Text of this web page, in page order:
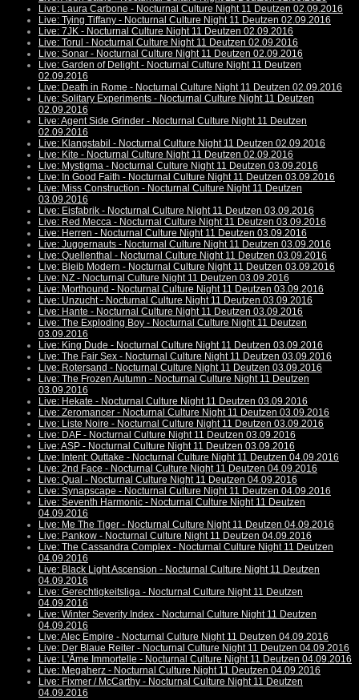
Live: Laura Carbone - Nocturnal Culture Night 11 Deutzen 02.09.2016
Live: Tying Tiffany - Nocturnal Culture Night 11 Deutzen 02.09.2016
Live: 7JK - Nocturnal Culture Night 11 Deutzen 02.09.2016
Live: Torul - Nocturnal Culture Night 11 Deutzen 02.09.2016
Live: Sonar - Nocturnal Culture Night 11 Deutzen 02.09.2016
Live: Garden of Delight - Nocturnal Culture Night 11 Deutzen
02.09.2016
Live: Death in Rome - Nocturnal Culture Night 11 Deutzen 02.09.2016
Live: Solitary Experiments - Nocturnal Culture Night 11 Deutzen
02.09.2016
Live: Agent Side Grinder - Nocturnal Culture Night 11 Deutzen
02.09.2016
Live: Klangstabil - Nocturnal Culture Night 11 Deutzen 02.09.2016
Live: Kite - Nocturnal Culture Night 11 Deutzen 02.09.2016
Live: Mystigma - Nocturnal Culture Night 11 Deutzen 03.09.2016
Live: In Good Faith - Nocturnal Culture Night 11 Deutzen 03.09.2016
Live: Miss Construction - Nocturnal Culture Night 11 Deutzen
03.09.2016
Live: Eisfabrik - Nocturnal Culture Night 11 Deutzen 03.09.2016
Live: Red Mecca - Nocturnal Culture Night 11 Deutzen 03.09.2016
Live: Herren - Nocturnal Culture Night 11 Deutzen 03.09.2016
Live: Juggernauts - Nocturnal Culture Night 11 Deutzen 03.09.2016
Live: Quellenthal - Nocturnal Culture Night 11 Deutzen 03.09.2016
Live: Bleib Modern - Nocturnal Culture Night 11 Deutzen 03.09.2016
Live: NZ - Nocturnal Culture Night 11 Deutzen 03.09.2016
Live: Morthound - Nocturnal Culture Night 11 Deutzen 03.09.2016
Live: Unzucht - Nocturnal Culture Night 11 Deutzen 03.09.2016
Live: Hante - Nocturnal Culture Night 11 Deutzen 03.09.2016
Live: The Exploding Boy - Nocturnal Culture Night 11 Deutzen
03.09.2016
Live: King Dude - Nocturnal Culture Night 11 Deutzen 03.09.2016
Live: The Fair Sex - Nocturnal Culture Night 11 Deutzen 03.09.2016
Live: Rotersand - Nocturnal Culture Night 11 Deutzen 03.09.2016
Live: The Frozen Autumn - Nocturnal Culture Night 11 Deutzen
03.09.2016
Live: Hekate - Nocturnal Culture Night 11 Deutzen 03.09.2016
Live: Zeromancer - Nocturnal Culture Night 11 Deutzen 03.09.2016
Live: Liste Noire - Nocturnal Culture Night 11 Deutzen 03.09.2016
Live: DAF - Nocturnal Culture Night 11 Deutzen 03.09.2016
Live: ASP - Nocturnal Culture Night 11 Deutzen 03.09.2016
Live: Intent: Outtake - Nocturnal Culture Night 11 Deutzen 04.09.2016
Live: 2nd Face - Nocturnal Culture Night 11 Deutzen 04.09.2016
Live: Qual - Nocturnal Culture Night 11 Deutzen 04.09.2016
Live: Synapscape - Nocturnal Culture Night 11 Deutzen 04.09.2016
Live: Seventh Harmonic - Nocturnal Culture Night 11 Deutzen
04.09.2016
Live: Me The Tiger - Nocturnal Culture Night 11 Deutzen 04.09.2016
Live: Pankow - Nocturnal Culture Night 11 Deutzen 04.09.2016
Live: The Cassandra Complex - Nocturnal Culture Night 11 Deutzen
04.09.2016
Live: Black Light Ascension - Nocturnal Culture Night 11 Deutzen
04.09.2016
Live: Gerechtigkeitsliga - Nocturnal Culture Night 11 Deutzen
04.09.2016
Live: Winter Severity Index - Nocturnal Culture Night 11 Deutzen
04.09.2016
Live: Alec Empire - Nocturnal Culture Night 11 Deutzen 04.09.2016
Live: Der Blaue Reiter - Nocturnal Culture Night 11 Deutzen 04.09.2016
Live: L'Âme Immortelle - Nocturnal Culture Night 11 Deutzen 04.09.2016
Live: Megaherz - Nocturnal Culture Night 11 Deutzen 04.09.2016
Live: Fixmer / McCarthy - Nocturnal Culture Night 11 Deutzen
04.09.2016